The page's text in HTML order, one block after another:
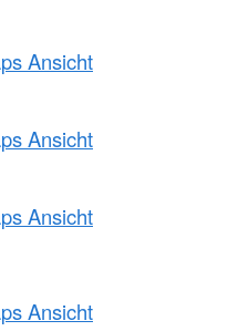
Ansicht
Ansicht
Ansicht
Ansicht